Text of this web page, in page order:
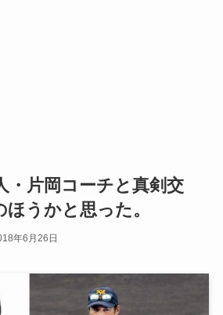
・片岡コーチと真剣交
うかと思った。
年6月26日